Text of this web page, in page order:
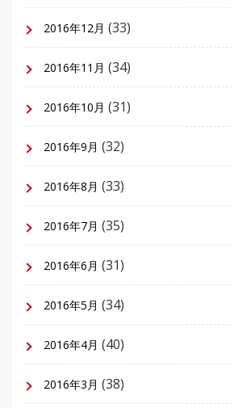
2016年12月 (33)
2016年11月 (34)
2016年10月 (31)
2016年9月 (32)
2016年8月 (33)
2016年7月 (35)
2016年6月 (31)
2016年5月 (34)
2016年4月 (40)
2016年3月 (38)